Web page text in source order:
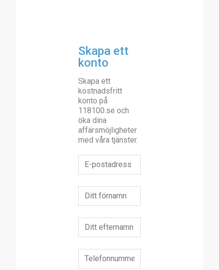
Skapa ett
konto
Skapa ett
kostnadsfritt
konto på
118100.se och
öka dina
affärsmöjligheter
med våra tjänster.